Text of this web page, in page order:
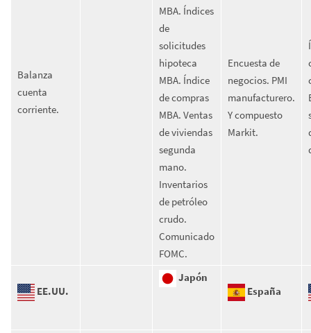
Balanza
cuenta
corriente.
MBA. Índices
de
solicitudes
hipoteca
MBA. Índice
de compras
MBA. Ventas
de viviendas
segunda
mano.
Inventarios
de petróleo
crudo.
Comunicado
FOMC.
Encuesta de
negocios. PMI
manufacturero.
Y compuesto
Markit.
EE.UU.
Japón
España